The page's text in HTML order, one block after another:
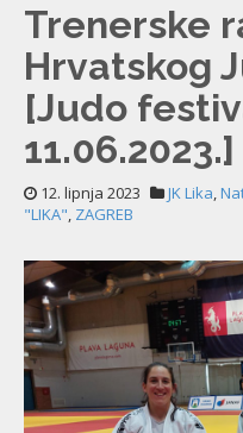
Trenerske
Hrvatskog
[Judo
11.06.2023.]
12. lipnja 2023 JK Lika,
"LIKA", ZAGREB